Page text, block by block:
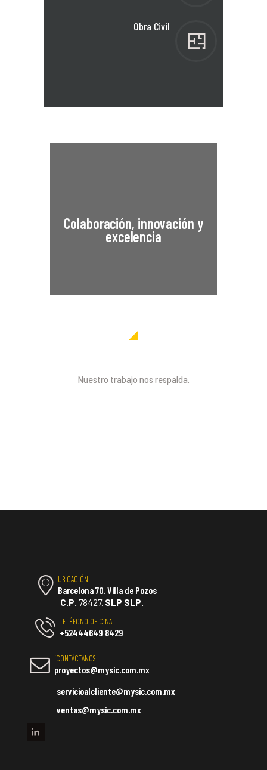
Obra Civil
Colaboración, innovación y
excelencia
nuestros clientes para
lograr resultados
Nuestro trabajo nos respalda.
UBICACIÓN
Barcelona 70. Villa de Pozos
C.P. 78427. SLP SLP.
TELÉFONO OFICINA
+52444649 8429
¡CONTÁCTANOS!
proyectos@mysic.com.mx
servicioalcliente@mysic.com.mx
ventas@mysic.com.mx